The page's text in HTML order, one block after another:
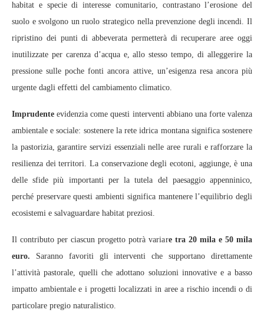
habitat e specie di interesse comunitario, contrastano l’erosione del
suolo e svolgono un ruolo strategico nella prevenzione degli incendi. Il
ripristino dei punti di abbeverata permetterà di recuperare aree oggi
inutilizzate per carenza d’acqua e, allo stesso tempo, di alleggerire la
pressione sulle poche fonti ancora attive, un’esigenza resa ancora più
urgente dagli effetti del cambiamento climatico.
Imprudente evidenzia come questi interventi abbiano una forte valenza
ambientale e sociale: sostenere la rete idrica montana significa sostenere
la pastorizia, garantire servizi essenziali nelle aree rurali e rafforzare la
resilienza dei territori. La conservazione degli ecotoni, aggiunge, è una
delle sfide più importanti per la tutela del paesaggio appenninico,
perché preservare questi ambienti significa mantenere l’equilibrio degli
ecosistemi e salvaguardare habitat preziosi.
Il contributo per ciascun progetto potrà variare tra 20 mila e 50 mila
euro. Saranno favoriti gli interventi che supportano direttamente
l’attività pastorale, quelli che adottano soluzioni innovative e a basso
impatto ambientale e i progetti localizzati in aree a rischio incendi o di
particolare pregio naturalistico.